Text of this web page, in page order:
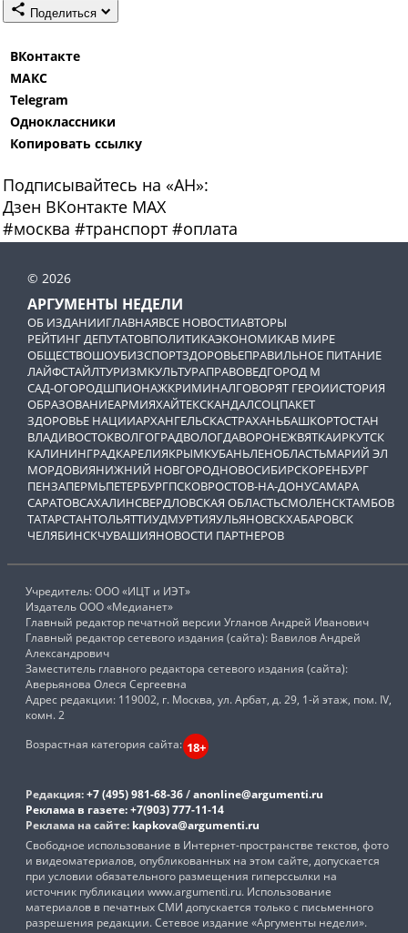
Поделиться
ВКонтакте
МАКС
Telegram
Одноклассники
Копировать ссылку
Подписывайтесь на «АН»:
Дзен ВКонтакте МАХ
#москва #транспорт #оплата
© 2026
АРГУМЕНТЫ НЕДЕЛИ
ОБ ИЗДАНИИГЛАВНАЯВСЕ НОВОСТИАВТОРЫ
РЕЙТИНГ ДЕПУТАТОВПОЛИТИКАЭКОНОМИКАВ МИРЕ
ОБЩЕСТВОШОУБИЗСПОРТЗДОРОВЬЕПРАВИЛЬНОЕ ПИТАНИЕ
ЛАЙФСТАЙЛТУРИЗМКУЛЬТУРАПРАВОВЕДГОРОД М
САД-ОГОРОДШПИОНАЖКРИМИНАЛГОВОРЯТ ГЕРОИИСТОРИЯ
ОБРАЗОВАНИЕАРМИЯХАЙТЕКСКАНДАЛСОЦПАКЕТ
ЗДОРОВЬЕ НАЦИИАРХАНГЕЛЬСКАСТРАХАНЬБАШКОРТОСТАН
ВЛАДИВОСТОКВОЛГОГРАДВОЛОГДАВОРОНЕЖВЯТКАИРКУТСК
КАЛИНИНГРАДКАРЕЛИЯКРЫМКУБАНЬЛЕНОБЛАСТЬМАРИЙ ЭЛ
МОРДОВИЯНИЖНИЙ НОВГОРОДНОВОСИБИРСКОРЕНБУРГ
ПЕНЗАПЕРМЬПЕТЕРБУРГПСКОВРОСТОВ-НА-ДОНУСАМАРА
САРАТОВСАХАЛИНСВЕРДЛОВСКАЯ ОБЛАСТЬСМОЛЕНСКТАМБОВ
ТАТАРСТАНТОЛЬЯТТИУДМУРТИЯУЛЬЯНОВСКХАБАРОВСК
ЧЕЛЯБИНСКЧУВАШИЯНОВОСТИ ПАРТНЕРОВ
Учредитель: ООО «ИЦТ и ИЭТ»
Издатель ООО «Медианет»
Главный редактор печатной версии Угланов Андрей Иванович
Главный редактор сетевого издания (сайта): Вавилов Андрей
Александрович
Заместитель главного редактора сетевого издания (сайта):
Аверьянова Олеся Сергеевна
Адрес редакции: 119002, г. Москва, ул. Арбат, д. 29, 1-й этаж, пом. IV,
комн. 2
Возрастная категория сайта: 18+
Редакция:+7 (495) 981-68-36/anonline@argumenti.ru
Реклама в газете:+7(903) 777-11-14
Реклама на сайте: kapkova@argumenti.ru
Свободное использование в Интернет-пространстве текстов, фото
и видеоматериалов, опубликованных на этом сайте, допускается
при условии обязательного размещения гиперссылки на
источник публикации www.argumenti.ru. Использование
материалов в печатных СМИ допускается только с письменного
разрешения редакции. Сетевое издание «Аргументы недели».